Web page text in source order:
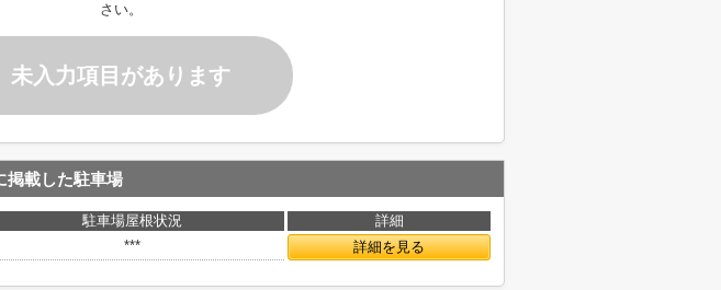
さい。
未入力項目があります
掲載した駐車場
駐車場屋根状況
詳細
*** 詳細を見る